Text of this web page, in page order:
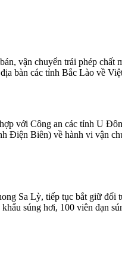
vận chuyển trái phép
bàn các tỉnh Bắc Lào về
với Công an các tỉnh U
Điện Biên) về hành vi vận
Sa Lỳ, tiếp tục bắt giữ đối
súng hơi, 100 viên đạn